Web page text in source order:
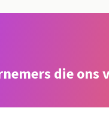
die ons